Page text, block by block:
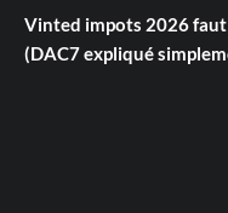
Vinted impots 2026 faut
(DAC7 expliqué